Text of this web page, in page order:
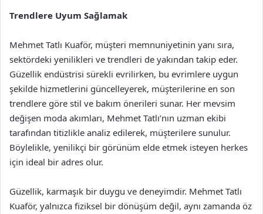
Trendlere Uyum Sağlamak
Mehmet Tatlı Kuaför, müşteri memnuniyetinin yanı sıra,
sektördeki yenilikleri ve trendleri de yakından takip eder.
Güzellik endüstrisi sürekli evrilirken, bu evrimlere uygun
şekilde hizmetlerini güncelleyerek, müşterilerine en son
trendlere göre stil ve bakım önerileri sunar. Her mevsim
değişen moda akımları, Mehmet Tatlı’nın uzman ekibi
tarafından titizlikle analiz edilerek, müşterilere sunulur.
Böylelikle, yenilikçi bir görünüm elde etmek isteyen herkes
için ideal bir adres olur.
Güzellik, karmaşık bir duygu ve deneyimdir. Mehmet Tatlı
Kuaför, yalnızca fiziksel bir dönüşüm değil, aynı zamanda öz